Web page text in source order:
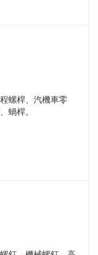
螺桿、汽機車零
蝸桿。